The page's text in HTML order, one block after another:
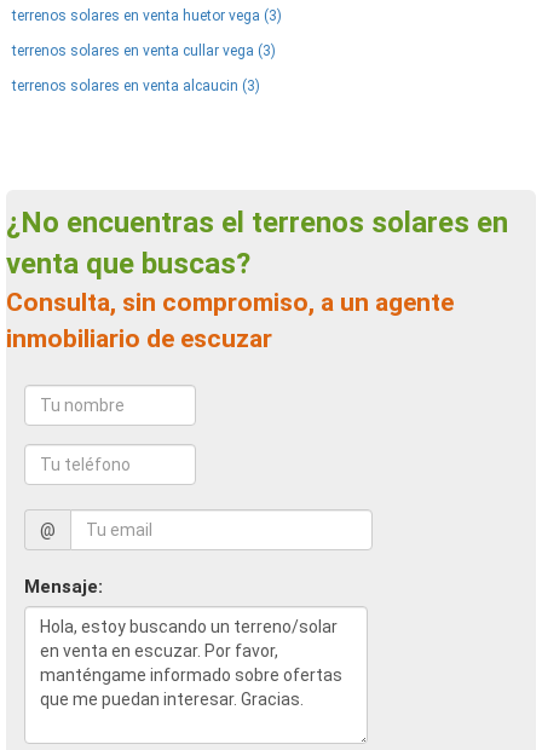
terrenos solares en venta huetor vega (3)
terrenos solares en venta cullar vega (3)
terrenos solares en venta alcaucin (3)
¿No encuentras el terrenos solares en
venta que buscas?
Consulta, sin compromiso, a un agente
inmobiliario de escuzar
@
Mensaje: